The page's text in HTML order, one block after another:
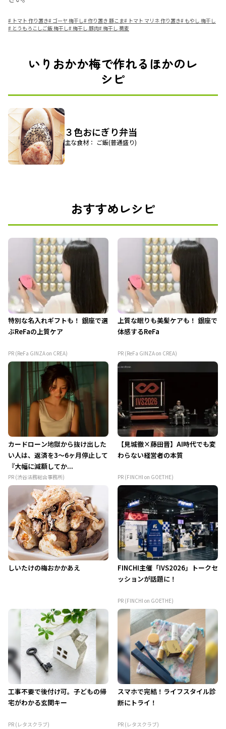
# トマト 作り置き# ゴーヤ 梅干し#作り置き 豚こま# トマト マリネ 作り置き# もやし 梅干し
# とうもろこしご飯 梅干し#梅干し 豚肉#梅干し 蕎麦
いりおかか梅で作れるほかのレ
シピ
３色おにぎり弁当
主な食材： ご飯(普通盛り)
おすすめレシピ
特別な名入れギフトも！ 銀座で選
ぶReFaの上質ケア
PR (ReFa GINZA on CREA)
上質な眠りも美髪ケアも！ 銀座で
体感するReFa
PR (ReFa GINZA on CREA)
カードローン地獄から抜け出した
い人は、返済を3～6ヶ月停止して
『大幅に減額してか...
PR (渋谷法務総合事務所)
【見城徹×藤田晋】AI時代でも変
わらない経営者の本質
PR (FINCHI on GOETHE)
しいたけの梅おかかあえ
FINCHI主催「IVS2026」トークセ
ッションが話題に！
PR (FINCHI on GOETHE)
工事不要で後付け可。子どもの帰
宅がわかる玄関キー
PR (レタスクラブ)
スマホで完結！ライフスタイル診
断にトライ！
PR (レタスクラブ)